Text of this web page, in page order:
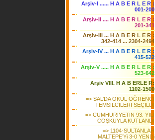
Arşiv-I ...... H A B E R L E R :
001-200
Arşiv-II .... H A B E R L E R :
201-341
Arşiv-III ... H A B E R L E R :
342-414 ... 2304-2494
Arşiv-IV ... H A B E R L E R :
415-522
Arşiv-V ..... H A B E R L E R :
523-642
Arşiv VIII. H A B ERLE R:
1102-1500
=> SAL’DA OKUL ÖĞRENCİ
TEMSİLCİLERİ SEÇİLDİ
=> CUMHURİYETİN 93. YILI
COŞKUYLA KUTLANDI
=> 1104-SULTANLAR
MALTEPE’Yi 3-0 YENDi